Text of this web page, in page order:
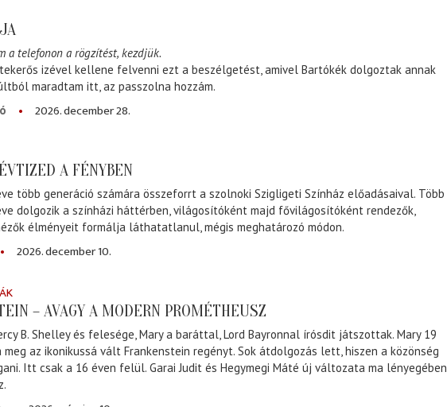
a telefonon a rögzítést, kezdjük.
izével kellene felvenni ezt a beszélgetést, amivel Bartókék dolgoztak annak
maradtam itt, az passzolna hozzám.
2026. december 28.
A FÉNYBEN
több generáció számára összeforrt a szolnoki Szigligeti Színház előadásaival. Több
dolgozik a színházi háttérben, világosítóként majd fővilágosítóként rendezők,
élményeit formálja láthatatlanul, mégis meghatározó módon.
2026. december 10.
– AVAGY A MODERN PROMÉTHEUSZ
B. Shelley és felesége, Mary a baráttal, Lord Bayronnal írósdit játszottak. Mary 19
az ikonikussá vált Frankenstein regényt. Sok átdolgozás lett, hiszen a közönség
Itt csak a 16 éven felül. Garai Judit és Hegymegi Máté új változata ma lényegében